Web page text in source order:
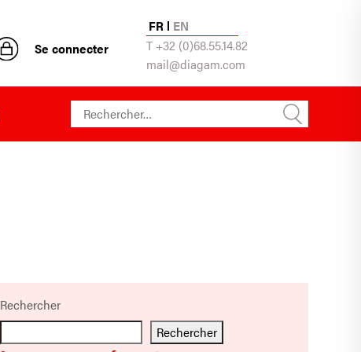
Se connecter
FR EN
T +32 (0)68.55.14.82
mail@diagam.com
Rechercher :
Rechercher
Rechercher